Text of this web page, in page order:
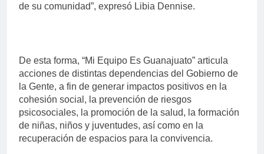
de su comunidad”, expresó Libia Dennise.
De esta forma, “Mi Equipo Es Guanajuato” articula
acciones de distintas dependencias del Gobierno de
la Gente, a fin de generar impactos positivos en la
cohesión social, la prevención de riesgos
psicosociales, la promoción de la salud, la formación
de niñas, niños y juventudes, así como en la
recuperación de espacios para la convivencia.